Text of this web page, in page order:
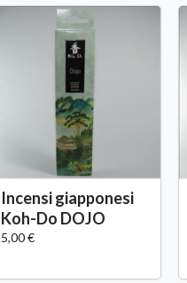
Incensi giapponesi
Koh-Do DOJO
5,00 €